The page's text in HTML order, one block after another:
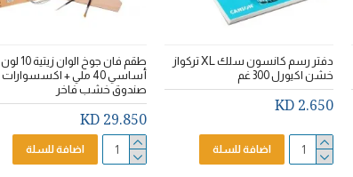
دفتر رسم كانسون سلك XL تركواز
خشن اكيورل 300 غم
2.650 KD
اضافة للسلة
طقم فان جوخ الوان زيتية 10 لون
أساسي 40 ملي + اكسسوارات
صندوق خشب فاخر
29.850 KD
اضافة للسلة